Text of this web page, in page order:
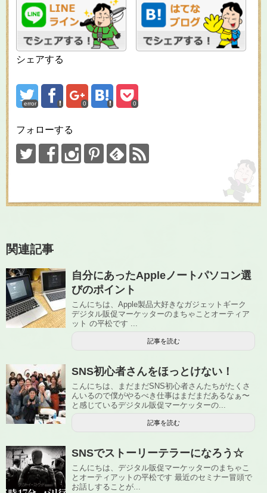
シェアする
error 0 0
フォローする
関連記事
自分にあったAppleノートパソコン選
びのポイント
こんにちは、Apple製品大好きなガジェットギーク
デジタル販促マーケッターのまちゃことオーティア
ット の平松です ...
記事を読む
SNS初心者さんをほっとけない！
こんにちは、まだまだSNS初心者さんたちがたくさ
んいるので僕がやるべき仕事はまだまだあるなぁ〜
と感じているデジタル販促マーケッターの...
記事を読む
SNSでストーリーテラーになろう☆
こんにちは、デジタル販促マーケッターのまちゃこ
とオーティアットの平松です 最近のセミナー冒頭で
お話しすることが...